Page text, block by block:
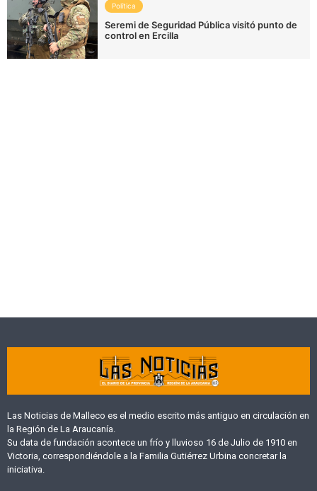
Política
Seremi de Seguridad Pública visitó punto de
control en Ercilla
Las Noticias de Malleco es el medio escrito más antiguo en circulación en
la Región de La Araucanía.
Su data de fundación acontece un frío y lluvioso 16 de Julio de 1910 en
Victoria, correspondiéndole a la Familia Gutiérrez Urbina concretar la
iniciativa.